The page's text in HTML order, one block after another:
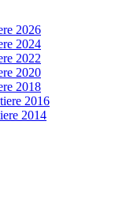
2026
2024
2022
2020
2018
2016
2014